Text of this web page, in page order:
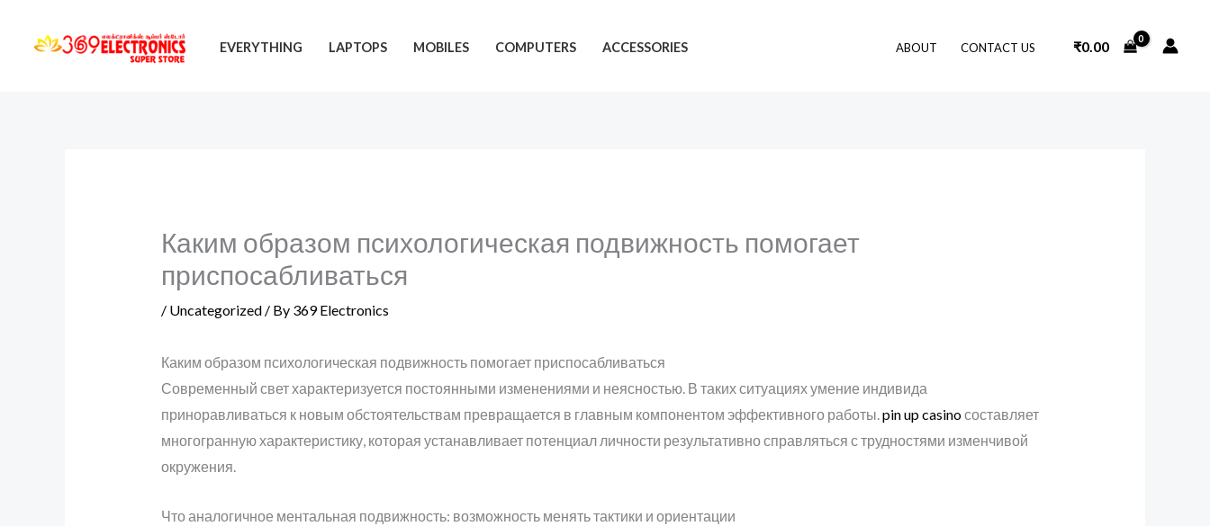
EVERYTHING LAPTOPS MOBILES COMPUTERS ACCESSORIES ABOUT CONTACT US ₹0.00
Каким образом психологическая подвижность помогает
приспосабливаться
/ Uncategorized/ By 369 Electronics
Каким образом психологическая подвижность помогает приспосабливаться
Современный свет характеризуется постоянными изменениями и неясностью. В таких ситуациях умение индивида
приноравливаться к новым обстоятельствам превращается в главным компонентом эффективного работы.pin up casinoсоставляет
многогранную характеристику, которая устанавливает потенциал личности результативно справляться с трудностями изменчивой
окружения.
Что аналогичное ментальная подвижность: возможность менять тактики и ориентации